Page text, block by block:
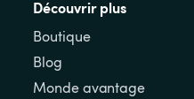
Découvrir plus
Boutique
Blog
Monde avantage